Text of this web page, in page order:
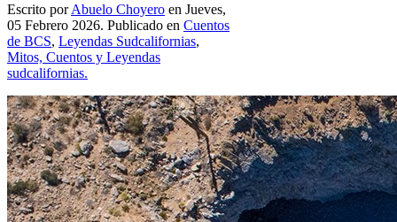
Escrito porAbuelo Choyero en Jueves,
05 Febrero 2026. Publicado en Cuentos
de BCS, Leyendas Sudcalifornias,
Mitos, Cuentos y Leyendas
sudcalifornias.